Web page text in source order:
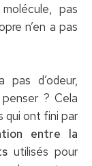
pas
n’en a pas
pas d’odeur,
? Cela
qui ont fini par
entre la
utilisés pour